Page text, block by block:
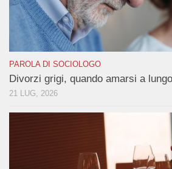
PAROLA DI SOCIOLOGO
Divorzi grigi, quando amarsi a
21 LUG, 2026